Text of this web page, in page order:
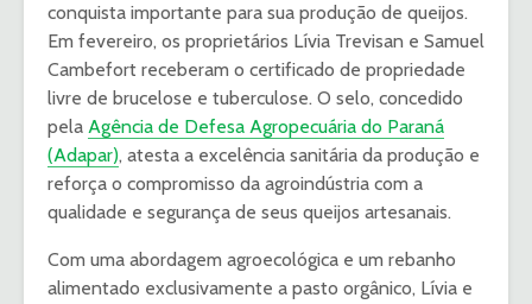
conquista importante para sua produção de queijos.
Em fevereiro, os proprietários Lívia Trevisan e Samuel
Cambefort receberam o certificado de propriedade
livre de brucelose e tuberculose. O selo, concedido
pela Agência de Defesa Agropecuária do Paraná
(Adapar), atesta a excelência sanitária da produção e
reforça o compromisso da agroindústria com a
qualidade e segurança de seus queijos artesanais.
Com uma abordagem agroecológica e um rebanho
alimentado exclusivamente a pasto orgânico, Lívia e